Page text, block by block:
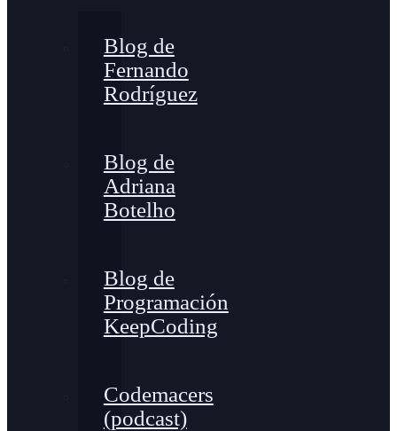
Blog de
Fernando
Rodríguez
Blog de
Adriana
Botelho
Blog de
Programación
KeepCoding
Codemacers
(podcast)